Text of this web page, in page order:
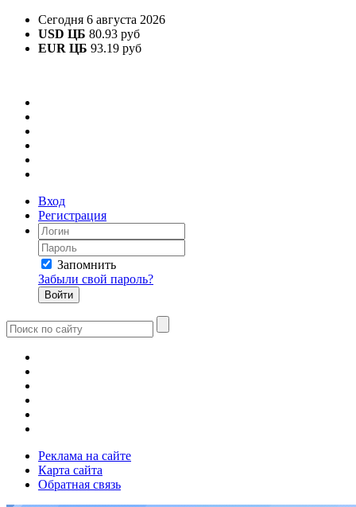
Сегодня 6 августа 2026
USD ЦБ 80.93 руб
EUR ЦБ 93.19 руб
Вход
Регистрация
Запомнить
Забыли свой пароль?
Реклама на сайте
Карта сайта
Обратная связь